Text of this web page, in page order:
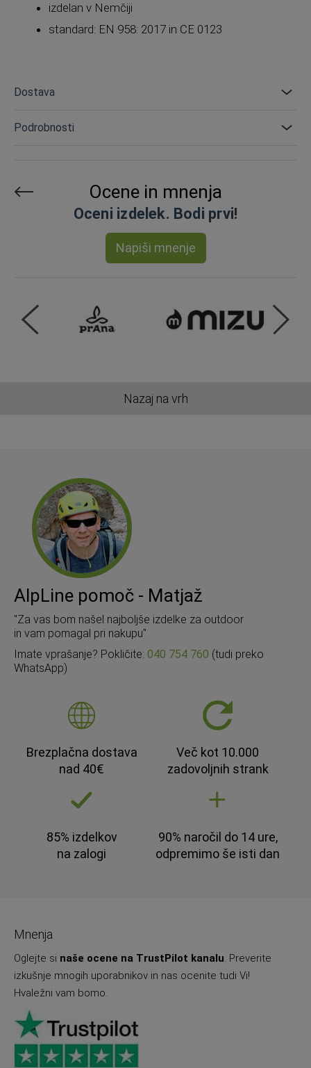
izdelan v Nemčiji
standard: EN 958: 2017 in CE 0123
Dostava
Podrobnosti
Ocene in mnenja
Oceni izdelek. Bodi prvi!
Napiši mnenje
Nazaj na vrh
AlpLine pomoč - Matjaž
"Za vas bom našel najboljše izdelke za outdoor
in vam pomagal pri nakupu"
Imate vprašanje? Pokličite: 040 754 760 (tudi preko
WhatsApp)
Brezplačna dostava
nad 40€
Več kot 10.000
zadovoljnih strank
85% izdelkov
na zalogi
90% naročil do 14 ure,
odpremimo še isti dan
Mnenja
Oglejte si naše ocene na TrustPilot kanalu. Preverite
izkušnje mnogih uporabnikov in nas ocenite tudi Vi!
Hvaležni vam bomo.